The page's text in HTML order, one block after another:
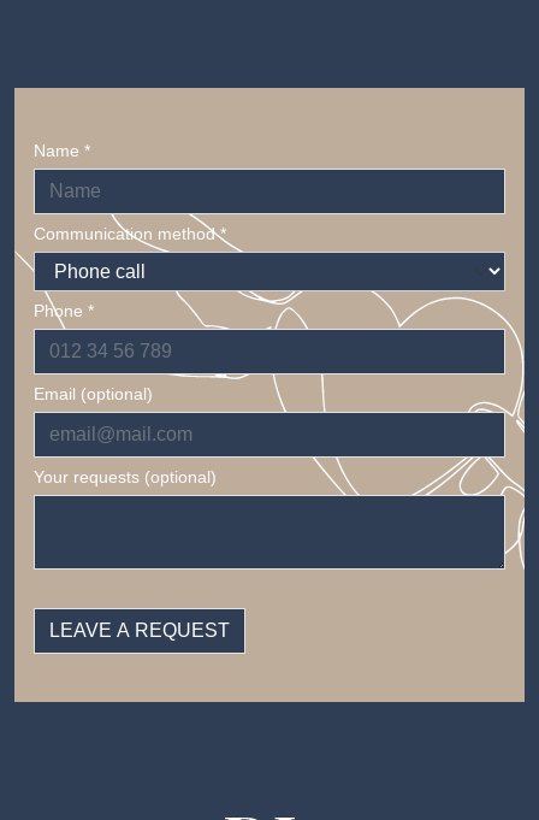
Name *
Communication method *
Phone *
Email (optional)
Your requests (optional)